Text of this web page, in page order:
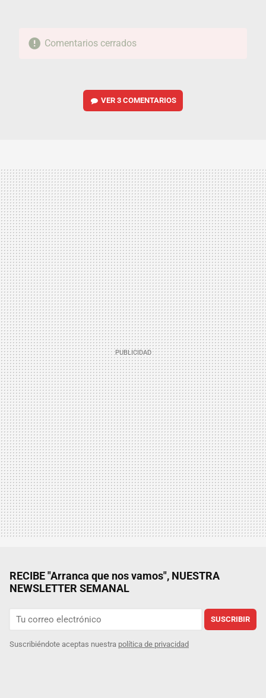
Comentarios cerrados
VER3 COMENTARIOS
RECIBE "Arranca que nos vamos", NUESTRA
NEWSLETTER SEMANAL
SUSCRIBIR
Suscribiéndote aceptas nuestra política de privacidad